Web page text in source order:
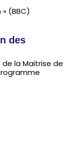
(BBC)
des
de la Maitrise de